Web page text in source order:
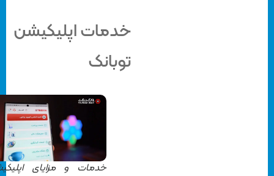
خدمات اپلیکیشن
توبانک
خدمات و مزایای اپلیکیشن